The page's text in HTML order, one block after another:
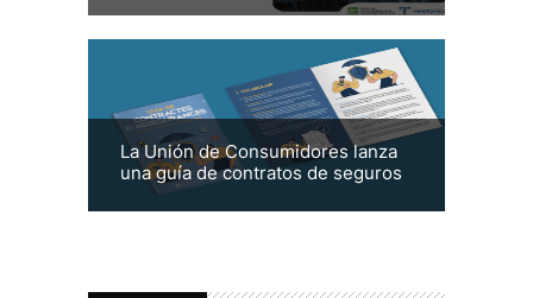
La Unión de Consumidores lanza
una guía de contratos de seguros